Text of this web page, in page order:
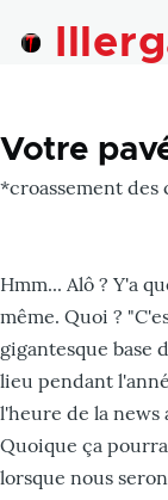
Votre
*croassement des
Hmm... Alô ? Y'a
même. Quoi ?
gigantesque base
lieu pendant
l'heure de la news
Quoique ça
lorsque nous